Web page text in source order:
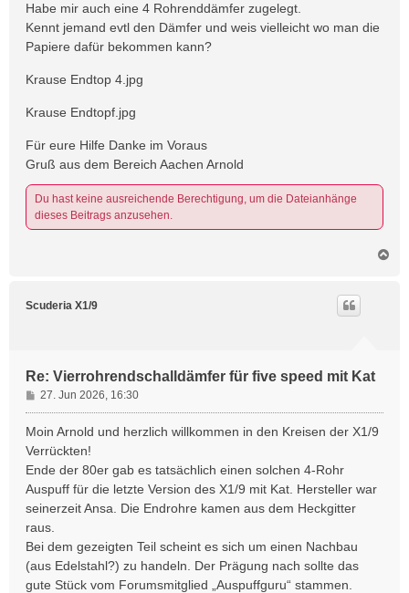
Habe mir auch eine 4 Rohrenddämfer zugelegt.
Kennt jemand evtl den Dämfer und weis vielleicht wo man die
Papiere dafür bekommen kann?
Krause Endtop 4.jpg
Krause Endtopf.jpg
Für eure Hilfe Danke im Voraus
Gruß aus dem Bereich Aachen Arnold
Du hast keine ausreichende Berechtigung, um die Dateianhänge
dieses Beitrags anzusehen.
Scuderia X1/9
Re: Vierrohrendschalldämfer für five speed mit Kat
B
e
i
a
g
27. Jun 2026, 16:30
Moin Arnold und herzlich willkommen in den Kreisen der X1/9
Verrückten!
Ende der 80er gab es tatsächlich einen solchen 4-Rohr
Auspuff für die letzte Version des X1/9 mit Kat. Hersteller war
seinerzeit Ansa. Die Endrohre kamen aus dem Heckgitter
raus.
Bei dem gezeigten Teil scheint es sich um einen Nachbau
(aus Edelstahl?) zu handeln. Der Prägung nach sollte das
gute Stück vom Forumsmitglied „Auspuffguru“ stammen.